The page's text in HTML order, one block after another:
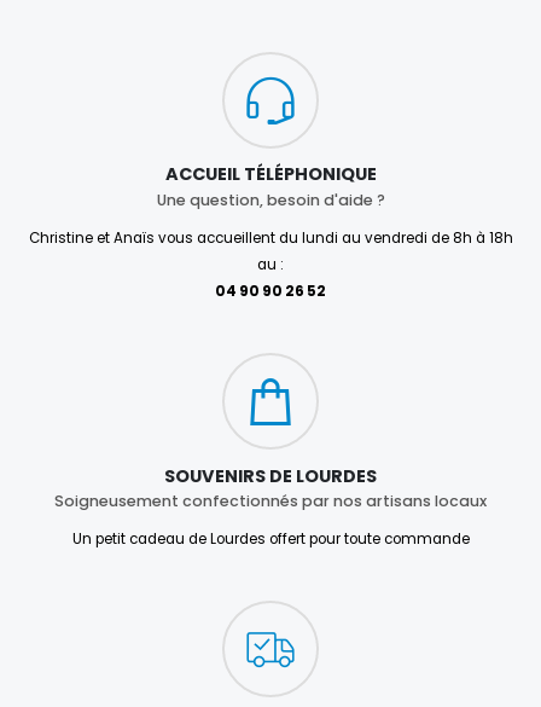
ACCUEIL TÉLÉPHONIQUE
Une question, besoin d'aide ?
Christine et Anaïs vous accueillent du lundi au vendredi de 8h à 18h
au :
04 90 90 26 52
SOUVENIRS DE LOURDES
Soigneusement confectionnés par nos artisans locaux
Un petit cadeau de Lourdes offert pour toute commande